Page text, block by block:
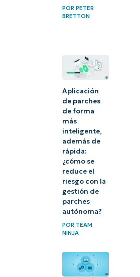
PORPETER
BRETTON
Aplicación
de parches
de forma
más
inteligente,
además de
rápida:
¿cómo se
reduce el
riesgo con la
gestión de
parches
autónoma?
POR TEAM
NINJA